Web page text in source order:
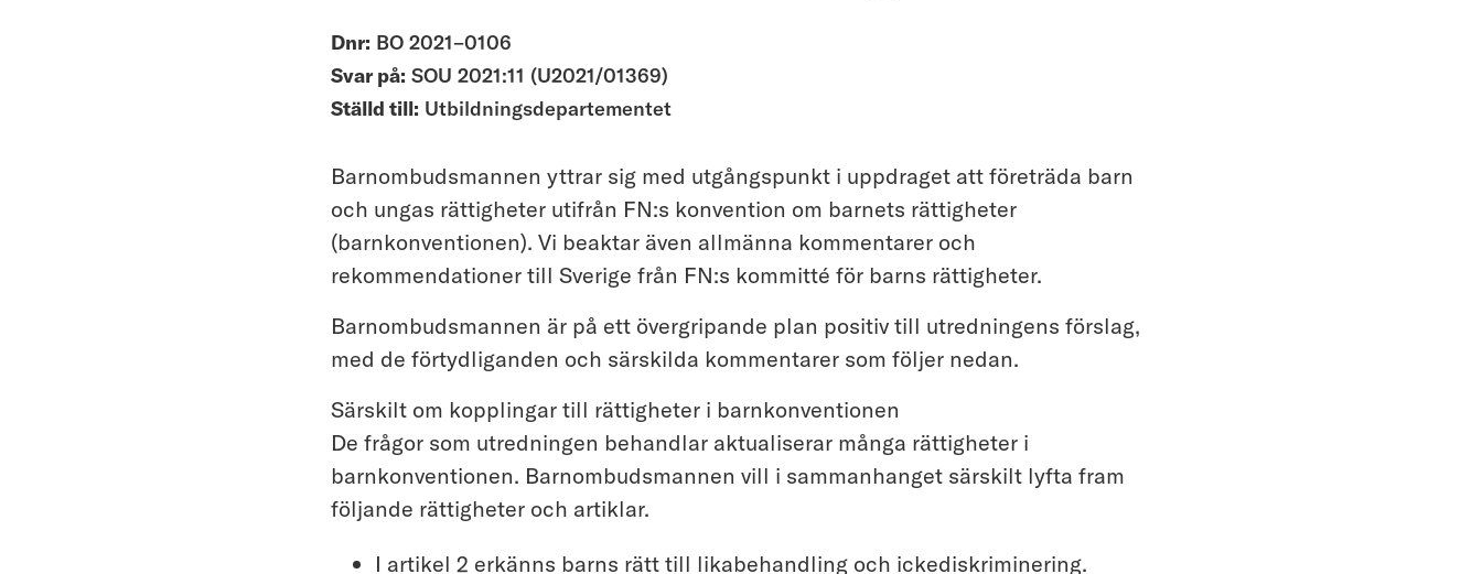
Dnr: BO 2021–0106
Svar på: SOU 2021:11 (U2021/01369)
Ställd till: Utbildningsdepartementet
Barnombudsmannen yttrar sig med utgångspunkt i uppdraget att företräda barn
och ungas rättigheter utifrån FN:s konvention om barnets rättigheter
(barnkonventionen). Vi beaktar även allmänna kommentarer och
rekommendationer till Sverige från FN:s kommitté för barns rättigheter.
Barnombudsmannen är på ett övergripande plan positiv till utredningens förslag,
med de förtydliganden och särskilda kommentarer som följer nedan.
Särskilt om kopplingar till rättigheter i barnkonventionen
De frågor som utredningen behandlar aktualiserar många rättigheter i
barnkonventionen. Barnombudsmannen vill i sammanhanget särskilt lyfta fram
följande rättigheter och artiklar.
I artikel 2 erkänns barns rätt till likabehandling och ickediskriminering.